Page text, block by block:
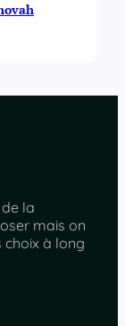
la
mais on
choix à long